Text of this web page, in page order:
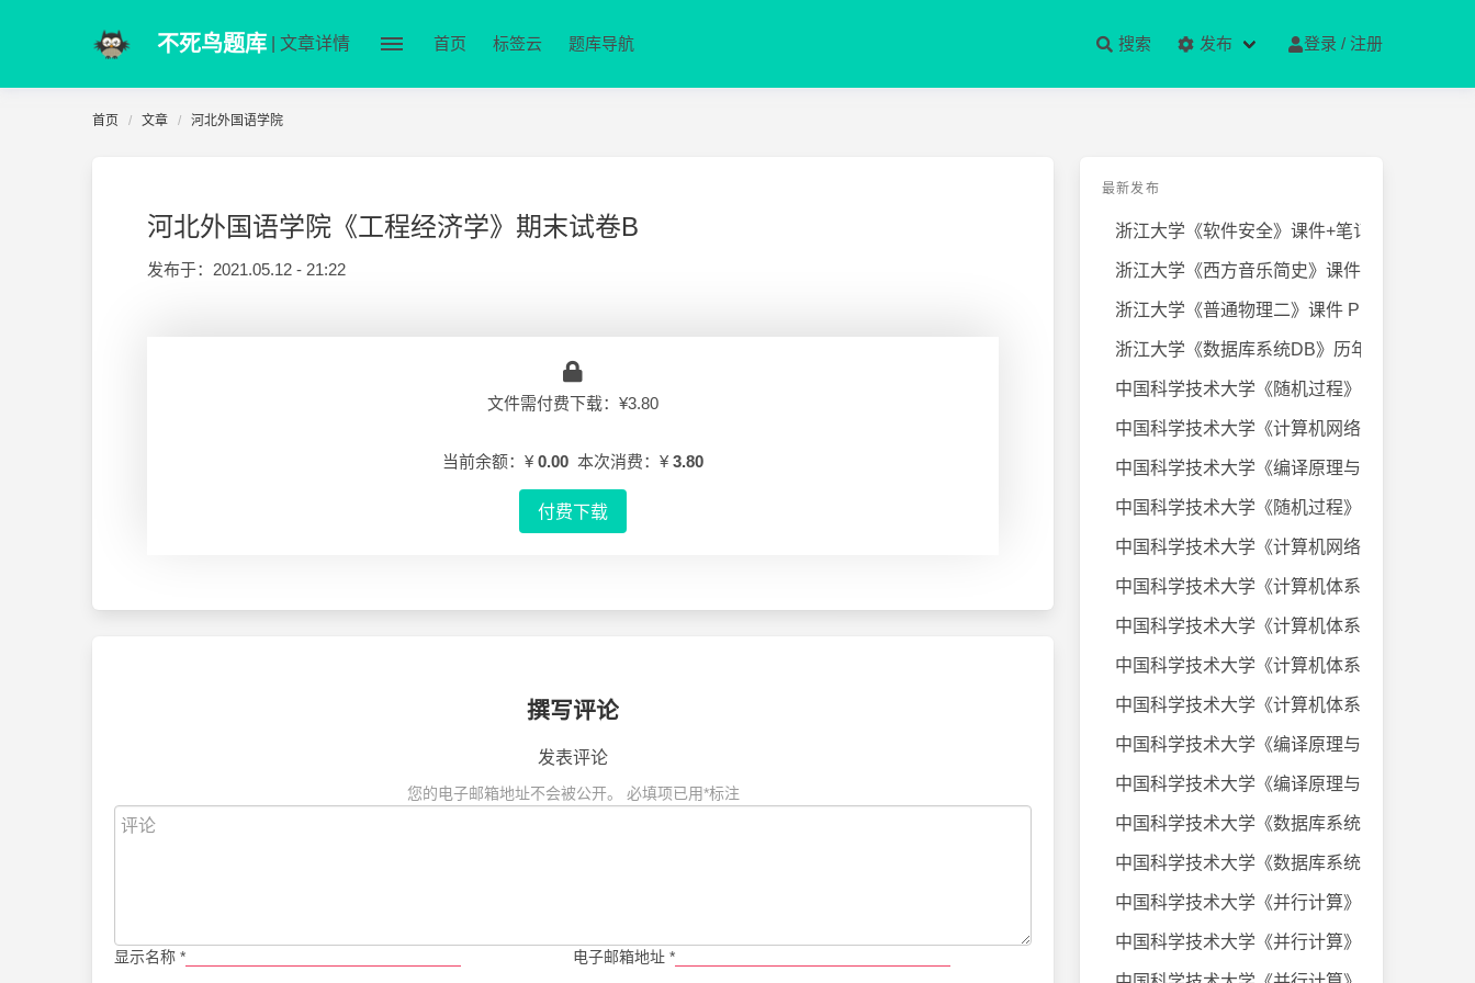
不死鸟题库 | 文章详情 首页 标签云 题库导航 搜索 发布 登录 / 注册
首页 文章 河北外国语学院
河北外国语学院《工程经济学》期末试卷B
发布于： 2021.05.12 - 21:22
文件需付费下载：¥3.80
当前余额：¥ 0.00 本次消费：¥ 3.80
付费下载
撰写评论
发表评论
您的电子邮箱地址不会被公开。 必填项已用*标注
显示名称 * 电子邮箱地址 *
最新发布
浙江大学《软件安全》课件+笔记
浙江大学《西方音乐简史》课件+笔
浙江大学《普通物理二》课件 PPT
浙江大学《数据库系统DB》历年试卷
中国科学技术大学《随机过程》近几
中国科学技术大学《计算机网络》课
中国科学技术大学《编译原理与技术
中国科学技术大学《随机过程》课件
中国科学技术大学《计算机网络》20
中国科学技术大学《计算机体系结构
中国科学技术大学《计算机体系结构
中国科学技术大学《计算机体系结构
中国科学技术大学《计算机体系结构
中国科学技术大学《编译原理与技术
中国科学技术大学《编译原理与技术
中国科学技术大学《数据库系统及应
中国科学技术大学《数据库系统及应
中国科学技术大学《并行计算》考试
中国科学技术大学《并行计算》考试